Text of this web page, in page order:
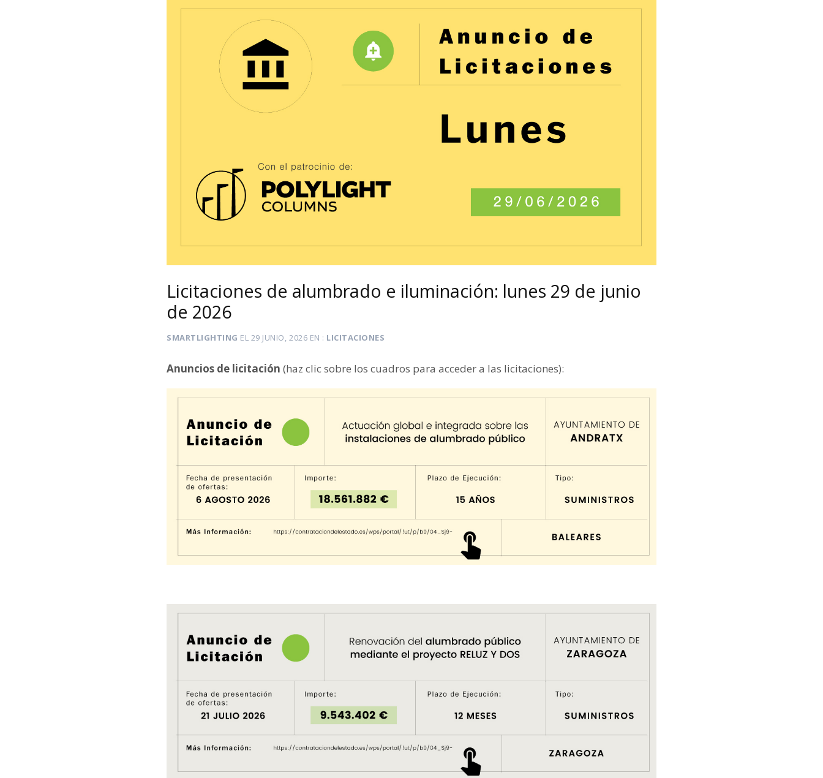
Licitaciones de alumbrado e iluminación: lunes 29 de junio
de 2026
SMARTLIGHTING EL 29 JUNIO, 2026 EN LICITACIONES
Anuncios de licitación (haz clic sobre los cuadros para acceder a las licitaciones):